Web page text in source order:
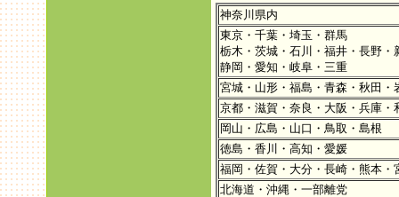
神奈川県内
東京・千葉・埼玉・群馬
栃木・茨城・石川・福井・長野・
静岡・愛知・岐阜・三重
宮城・山形・福島・青森・秋田・
京都・滋賀・奈良・大阪・兵庫・
岡山・広島・山口・鳥取・島根
徳島・香川・高知・愛媛
福岡・佐賀・大分・長崎・熊本・
北海道・沖縄・一部離党